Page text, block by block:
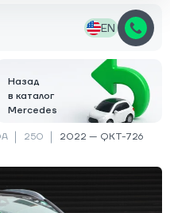
EN
Назад
в каталог
Mercedes
250 2022 — QKT-726